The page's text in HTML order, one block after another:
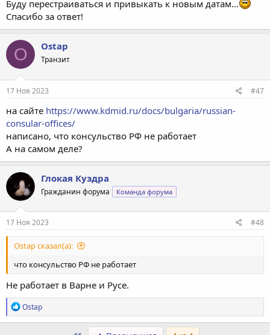
Буду перестраиваться и привыкать к новым датам...
Спасибо за ответ!
O Ostap
Транзит
17 Ноя 2023 #47
на сайте https://www.kdmid.ru/docs/bulgaria/russian-
consular-offices/
написано, что консульство РФ не работает
А на самом деле?
Глокая Куздра
Гражданин форума Команда форума
17 Ноя 2023 #48
Ostap сказал(а):
что консульство РФ не работает
Не работает в Варне и Русе.
Р
е
а
Ostap